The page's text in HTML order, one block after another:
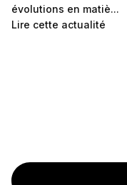
évolutions en matiè...
Lire cette actualité